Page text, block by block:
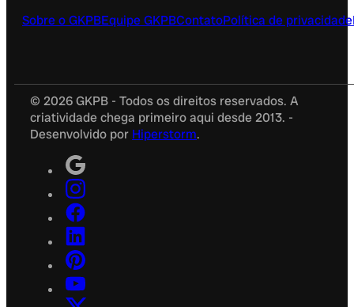
Sobre o GKPBEquipe GKPBContatoPolítica de privacidade
© 2026 GKPB - Todos os direitos reservados. A
criatividade chega primeiro aqui desde 2013. -
Desenvolvido por Hiperstorm.